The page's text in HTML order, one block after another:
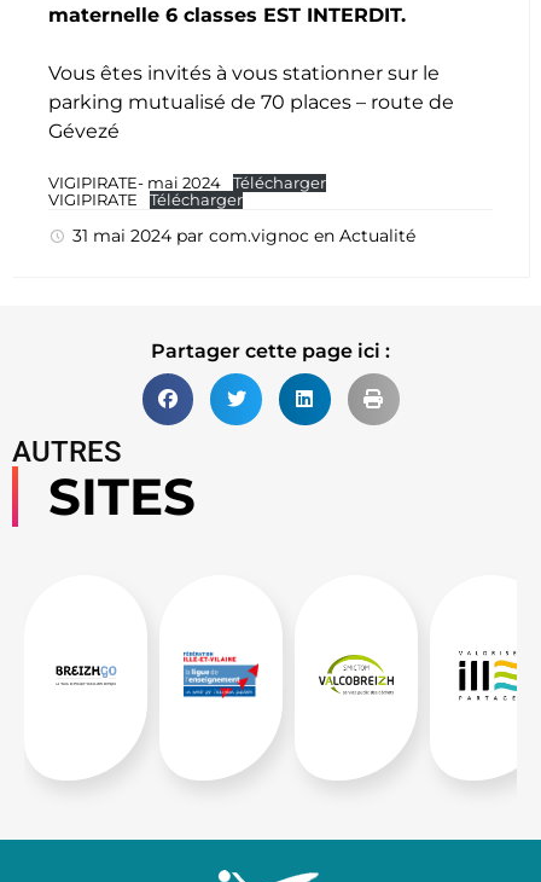
maternelle 6 classes EST INTERDIT.
Vous êtes invités à vous stationner sur le
parking mutualisé de 70 places – route de
Gévezé
VIGIPIRATE- mai 2024
Télécharger
VIGIPIRATE
Télécharger
31 mai 2024 par com.vignoc en Actualité
Partager cette page ici :
AUTRES
SITES